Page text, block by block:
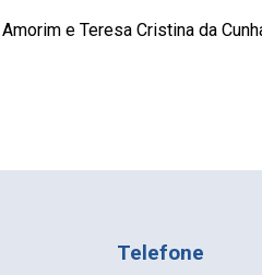
e Teresa Cristina da
Telefone